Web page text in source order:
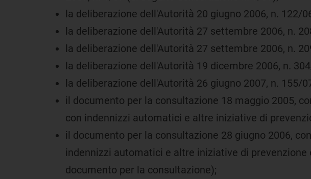
la deliberazione dell'Autorità 20 giugno 2006, n. 122/
la deliberazione dell'Autorità 27 settembre 2006, n.
la deliberazione dell'Autorità 27 settembre 2006, n.
la deliberazione dell'Autorità 19 dicembre 2006, n.
la deliberazione dell'Autorità 26 giugno 2007, n. 155/
il documento per la consultazione 18 maggio 2005,
con indennizzi automatici e altre iniziative di
il documento per la consultazione 28 giugno 2006,
indennizzi automatici e altre iniziative di
documento per la consultazione);